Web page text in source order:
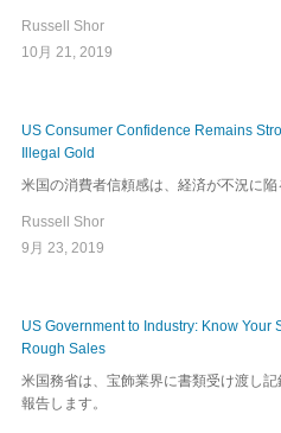
Russell Shor
10月 21, 2019
US Consumer Confidence Remains
Illegal Gold
米国の消費者信頼感は、経済が不況に陥
Russell Shor
9月 23, 2019
US Government to Industry: Know
Rough Sales
米国務省は、宝飾業界に書類受け渡し
報告します。